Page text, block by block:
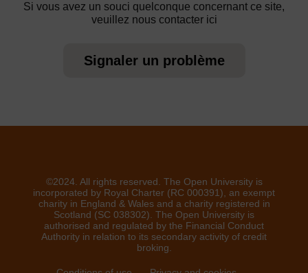
Si vous avez un souci quelconque concernant ce site,
veuillez nous contacter ici
Signaler un problème
©2024. All rights reserved. The Open University is
incorporated by Royal Charter (RC 000391), an exempt
charity in England & Wales and a charity registered in
Scotland (SC 038302). The Open University is
authorised and regulated by the Financial Conduct
Authority in relation to its secondary activity of credit
broking.